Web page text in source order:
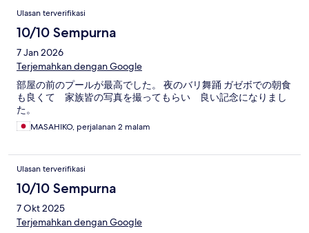
Ulasan terverifikasi
10/10 Sempurna
7 Jan 2026
Terjemahkan dengan Google
部屋の前のプールが最高でした。 夜のバリ舞踊 ガゼボでの朝食
も良くて 家族皆の写真を撮ってもらい 良い記念になりまし
た。
MASAHIKO, perjalanan 2 malam
Ulasan terverifikasi
10/10 Sempurna
7 Okt 2025
Terjemahkan dengan Google